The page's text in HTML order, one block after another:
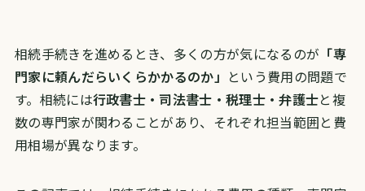
相続手続きを進めるとき、多くの方が気になるのが 「専
門家に頼んだらいくらかかるのか」 という費用の問題で
す。相続には行政書士・司法書士・税理士・弁護士と複
数の専門家が関わることがあり、それぞれ担当範囲と費
用相場が異なります。